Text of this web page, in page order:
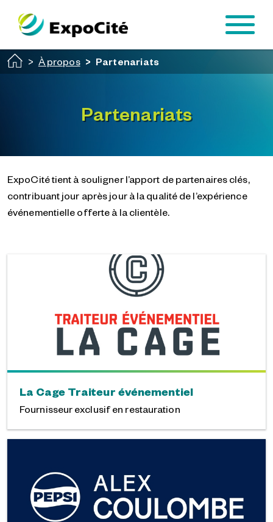
Passer au contenu principal
À propos Partenariats
Partenariats
ExpoCité tient à souligner l’apport de partenaires clés,
contribuant jour après jour à la qualité de l’expérience
événementielle offerte à la clientèle.
La Cage Traiteur événementiel
Fournisseur exclusif en restauration